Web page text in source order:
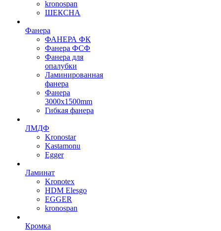
kronospan
ШЕКСНА
Фанера
ФАНЕРА ФК
Фанера ФСФ
Фанера для
опалубки
Ламинированная
фанера
Фанера
3000х1500mm
Гибкая фанера
ЛМДФ
Kronostar
Kastamonu
Egger
Ламинат
Kronotex
HDM Elesgo
EGGER
kronospan
Кромка